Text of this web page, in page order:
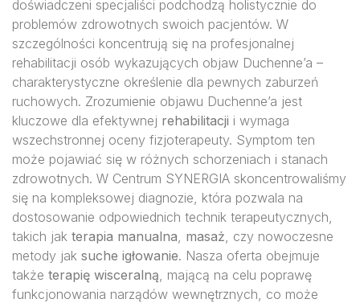
doświadczeni specjaliści podchodzą holistycznie do
problemów zdrowotnych swoich pacjentów. W
szczególności koncentrują się na profesjonalnej
rehabilitacji osób wykazujących objaw Duchenne’a –
charakterystyczne określenie dla pewnych zaburzeń
ruchowych. Zrozumienie objawu Duchenne’a jest
kluczowe dla efektywnej rehabilitacji i wymaga
wszechstronnej oceny fizjoterapeuty. Symptom ten
może pojawiać się w różnych schorzeniach i stanach
zdrowotnych. W Centrum SYNERGIA skoncentrowaliśmy
się na kompleksowej diagnozie, która pozwala na
dostosowanie odpowiednich technik terapeutycznych,
takich jak terapia manualna, masaż, czy nowoczesne
metody jak suche igłowanie. Nasza oferta obejmuje
także terapię wisceralną, mającą na celu poprawę
funkcjonowania narządów wewnętrznych, co może